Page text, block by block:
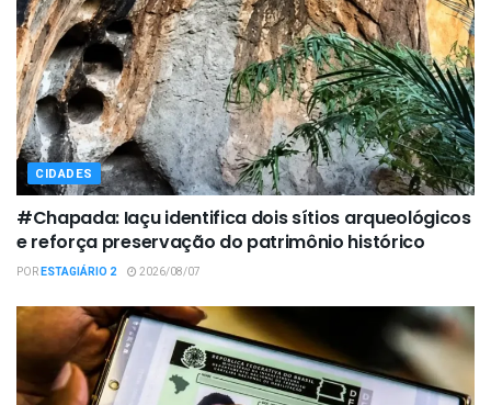
CIDADES
#Chapada: Iaçu identifica dois sítios arqueológicos
e reforça preservação do patrimônio histórico
PORESTAGIÁRIO 2 2026/08/07